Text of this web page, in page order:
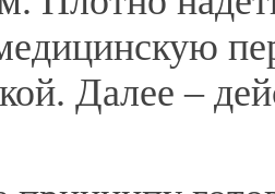
Далее –